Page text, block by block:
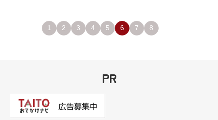
1 2 3 4 5 6 7 8
PR